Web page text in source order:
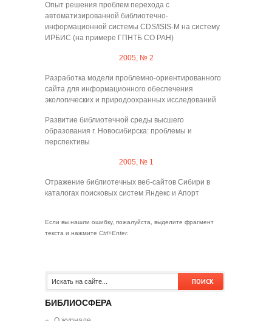
Опыт решения проблем перехода с
автоматизированной библиотечно-
информационной системы CDS/ISIS-М на систему
ИРБИС (на примере ГПНТБ СО РАН)
2005, № 2
Разработка модели проблемно-ориентированного
сайта для информационного обеспечения
экологических и природоохранных исследований
Развитие библиотечной среды высшего
образования г. Новосибирска: проблемы и
перспективы
2005, № 1
Отражение библиотечных веб-сайтов Сибири в
каталогах поисковых систем Яндекс и Апорт
Если вы нашли ошибку, пожалуйста, выделите фрагмент
текста и нажмите Ctrl+Enter.
БИБЛИОСФЕРА